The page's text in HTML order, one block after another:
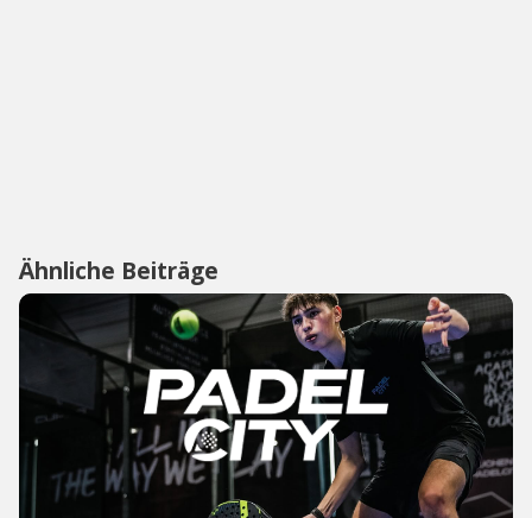
Ähnliche Beiträge